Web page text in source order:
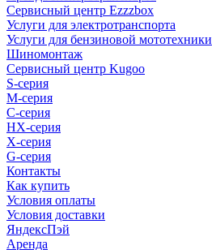
Сервисный центр Ezzzbox
Услуги для электротранспорта
Услуги для бензиновой мототехники
Шиномонтаж
Сервисный центр Kugoo
S-cерия
M-серия
С-серия
HX-серия
X-серия
G-серия
Контакты
Как купить
Условия оплаты
Условия доставки
ЯндексПэй
Аренда